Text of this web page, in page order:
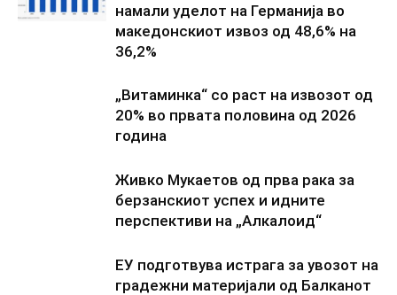
намали уделот на Германија во
македонскиот извоз од 48,6% на
36,2%
„Витаминка“ со раст на извозот од
20% во првата половина од 2026
година
Живко Мукаетов од прва рака за
берзанскиот успех и идните
перспективи на „Алкалоид“
ЕУ подготвува истрага за увозот на
градежни материјали од Балканот